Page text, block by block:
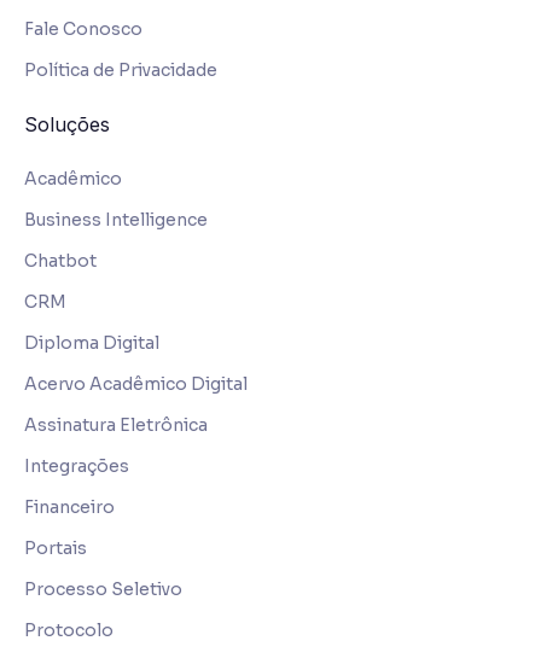
Fale Conosco
Política de Privacidade
Soluções
Acadêmico
Business Intelligence
Chatbot
CRM
Diploma Digital
Acervo Acadêmico Digital
Assinatura Eletrônica
Integrações
Financeiro
Portais
Processo Seletivo
Protocolo